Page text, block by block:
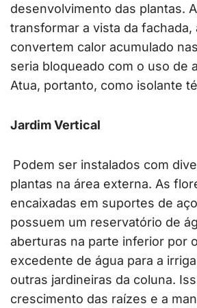
desenvolvimento das plantas.
transformar a vista da fachada,
convertem calor acumulado
seria bloqueado com o uso de
Atua, portanto, como isolante
Jardim Vertical
Podem ser instalados com
plantas na área externa. As
encaixadas em suportes de
possuem um reservatório de
aberturas na parte inferior por
excedente de água para a
outras jardineiras da coluna.
crescimento das raízes e a